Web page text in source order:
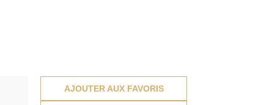
AJOUTER AUX FAVORIS